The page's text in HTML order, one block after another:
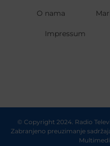
O nama
Impressum
© Copyright 2024. Radio
Zabranjeno preuzimanje